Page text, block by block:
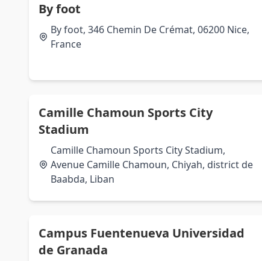
By foot
By foot, 346 Chemin De Crémat, 06200 Nice,
France
Camille Chamoun Sports City
Stadium
Camille Chamoun Sports City Stadium,
Avenue Camille Chamoun, Chiyah, district de
Baabda, Liban
Campus Fuentenueva Universidad
de Granada